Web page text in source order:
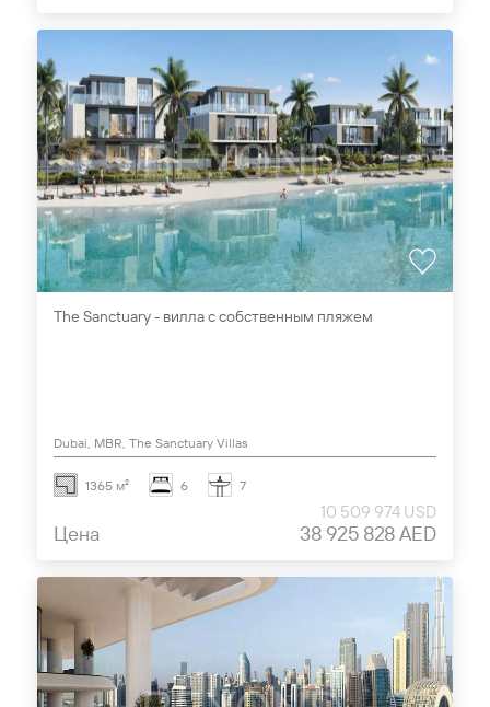
The Sanctuary - вилла с собственным пляжем
Dubai, MBR, The Sanctuary Villas
1365 м² 6 7
Цена
10 509 974 USD
38 925 828 AED